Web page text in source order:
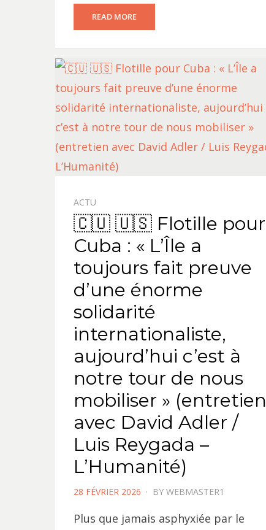
READ MORE
ACTU
🇨🇺 🇺🇸 Flotille pour
Cuba : « L’Île a
toujours fait preuve
d’une énorme
solidarité
internationaliste,
aujourd’hui c’est à
notre tour de nous
mobiliser » (entretien
avec David Adler /
Luis Reygada –
L’Humanité)
POSTED
28 FÉVRIER 2026 BY WEBMASTER1
Plus que jamais asphyxiée par le